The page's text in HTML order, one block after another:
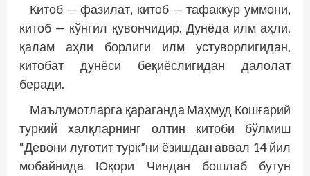
Китоб — фазилат, китоб — тафаккур уммони,
китоб — кўнгил қувончидир. Дунёда илм аҳли,
қалам аҳли борлиги илм устуворлигидан,
китобат дунёси беқиёслигидан далолат
беради.
Маълумотларга қараганда Маҳмуд Кошғарий
туркий халқларнинг олтин китоби бўлмиш
“Девони луғотит турк”ни ёзишдан аввал 14 йил
мобайнида Юқори Чиндан бошлаб бутун